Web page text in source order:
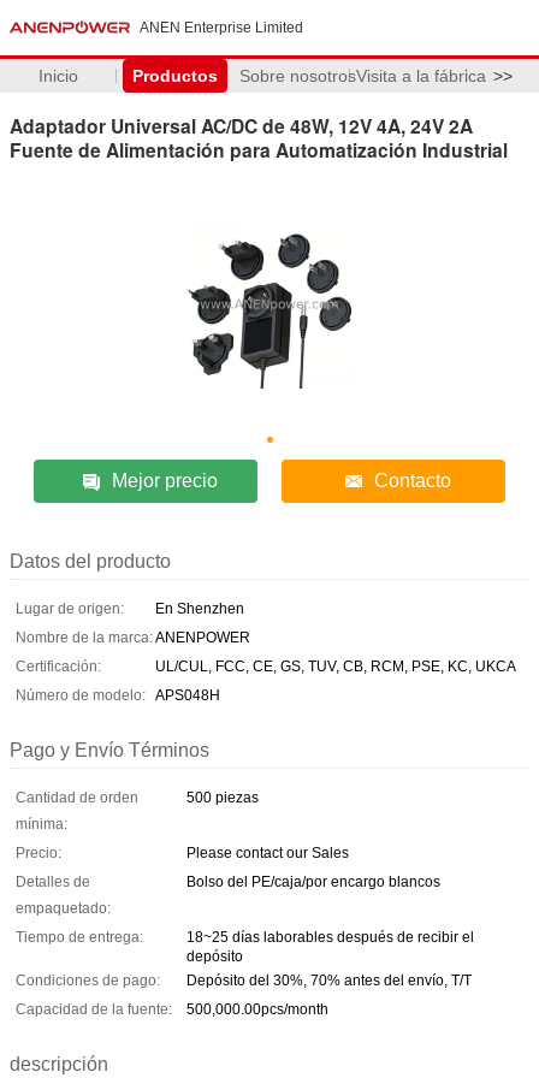
ANEN Enterprise Limited
Inicio Productos Sobre nosotrosVisita a la fábrica >>
Adaptador Universal AC/DC de 48W, 12V 4A, 24V 2A
Fuente de Alimentación para Automatización Industrial
Mejor precio Contacto
Datos del producto
Lugar de origen:
En Shenzhen
Nombre de la marca:ANENPOWER
Certificación:
UL/CUL, FCC, CE, GS, TUV, CB, RCM, PSE, KC, UKCA
Número de modelo: APS048H
Pago y Envío Términos
Cantidad de orden
mínima:
500 piezas
Precio:
Please contact our Sales
Detalles de
empaquetado:
Bolso del PE/caja/por encargo blancos
Tiempo de entrega:
18~25 días laborables después de recibir el
depósito
Condiciones de pago:
Depósito del 30%, 70% antes del envío, T/T
Capacidad de la fuente:
500,000.00pcs/month
descripción